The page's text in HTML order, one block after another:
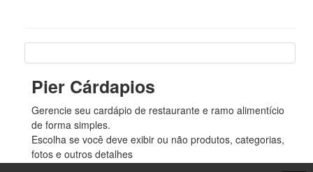
Pier Cárdapios
Gerencie seu cardápio de restaurante e ramo alimentício
de forma simples.
Escolha se você deve exibir ou não produtos, categorias,
fotos e outros detalhes